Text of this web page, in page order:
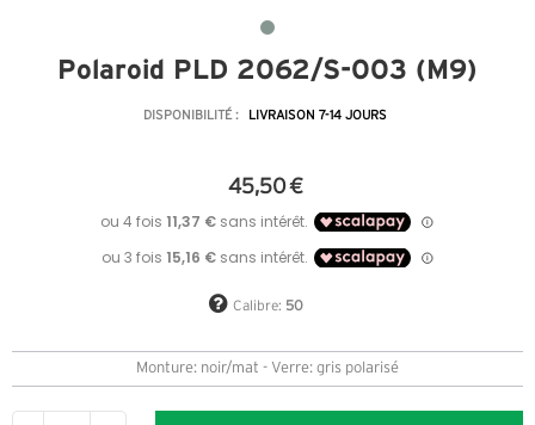
Polaroid PLD 2062/S-003 (M9)
DISPONIBILITÉ : LIVRAISON 7-14 JOURS
45,50 €
Calibre: 50
Monture: noir/mat - Verre: gris polarisé